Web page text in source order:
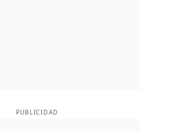
PUBLICIDAD